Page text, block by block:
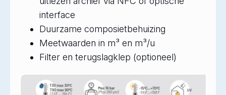
interface
Duurzame composietbehuizing
Meetwaarden in m³ en m³/u
Filter en terugslagklep (optioneel)